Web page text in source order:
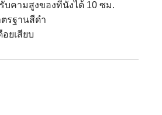
บคามสูงของที่นั่งได้ 10 ซม.
รฐานสีดํา
ยเสียบ